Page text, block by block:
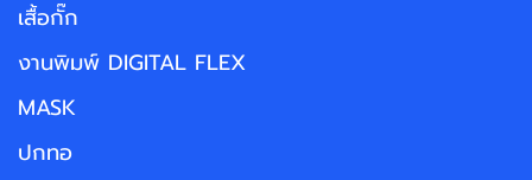
เสื้อกั๊ก
งานพิมพ์ DIGITAL FLEX
MASK
ปกทอ